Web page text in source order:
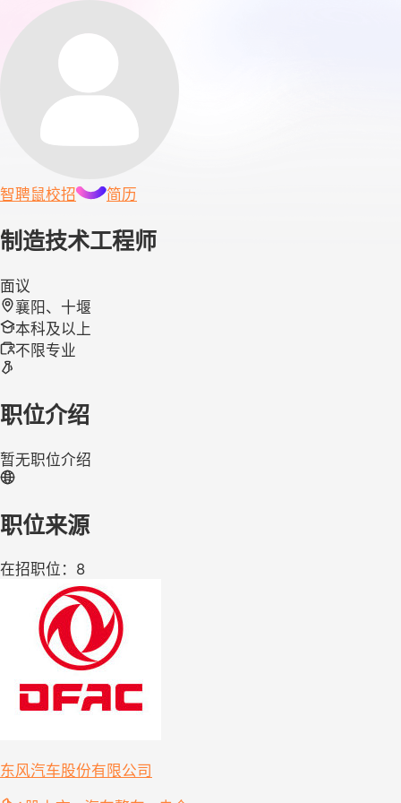
智聘鼠校招 简历
制造技术工程师
面议
襄阳、十堰
本科及以上
不限专业
职位介绍
暂无职位介绍
职位来源
在招职位：8
东风汽车股份有限公司